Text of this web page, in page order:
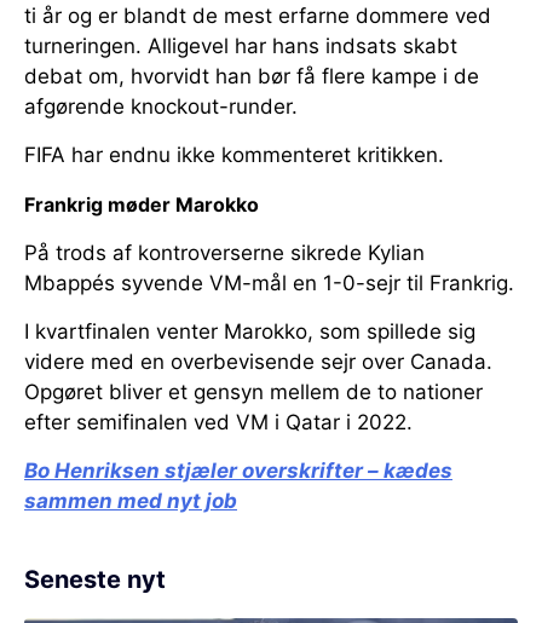
ti år og er blandt de mest erfarne dommere ved
turneringen. Alligevel har hans indsats skabt
debat om, hvorvidt han bør få flere kampe i de
afgørende knockout-runder.
FIFA har endnu ikke kommenteret kritikken.
Frankrig møder Marokko
På trods af kontroverserne sikrede Kylian
Mbappés syvende VM-mål en 1-0-sejr til Frankrig.
I kvartfinalen venter Marokko, som spillede sig
videre med en overbevisende sejr over Canada.
Opgøret bliver et gensyn mellem de to nationer
efter semifinalen ved VM i Qatar i 2022.
Bo Henriksen stjæler overskrifter – kædes
sammen med nyt job
Seneste nyt